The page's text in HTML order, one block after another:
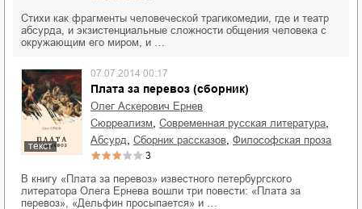
Стихи как фрагменты человеческой трагикомедии, где и театр
абсурда, и экзистенциальные сложности общения человека с
окружающим его миром, и …
текст
Плата за перевоз (сборник)
07.07.2014 00:17
Олег Аскерович Ернев
сюрреализм
современная русская литература
абсурд сборник рассказов философская проза
3
В книгу «Плата за перевоз» известного петербургского
литератора Олега Ернева вошли три повести: «Плата за
перевоз», «Дельфин просыпается» и …